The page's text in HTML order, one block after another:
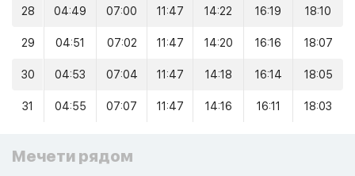
28 04:49 07:00 11:47 14:22 16:19 18:10
29 04:51 07:02 11:47 14:20 16:16 18:07
30 04:53 07:04 11:47 14:18 16:14 18:05
31 04:55 07:07 11:47 14:16 16:11 18:03
Мечети рядом